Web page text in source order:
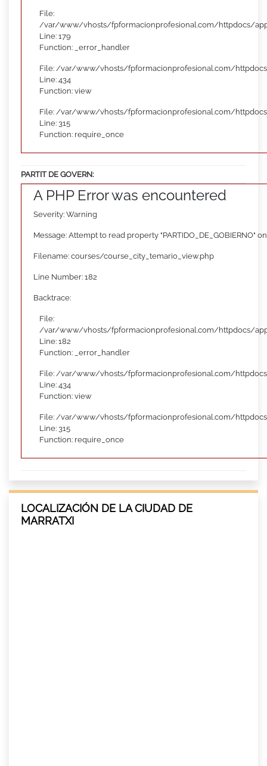
File:
/var/www/vhosts/fpformacionprofesional.com/httpdocs/
Line: 179
Function: _error_handler
File: /var/www/vhosts/fpformacionprofesional.com/
Line: 434
Function: view
File: /var/www/vhosts/fpformacionprofesional.com/
Line: 315
Function: require_once
PARTIT DE GOVERN:
A PHP Error was encountered
Severity: Warning
Message: Attempt to read property "PARTIDO_DE_GOBIERNO"
Filename: courses/course_city_temario_view.php
Line Number: 182
Backtrace:
File:
/var/www/vhosts/fpformacionprofesional.com/httpdocs/
Line: 182
Function: _error_handler
File: /var/www/vhosts/fpformacionprofesional.com/
Line: 434
Function: view
File: /var/www/vhosts/fpformacionprofesional.com/
Line: 315
Function: require_once
LOCALIZACIÓN DE LA CIUDAD DE
MARRATXI